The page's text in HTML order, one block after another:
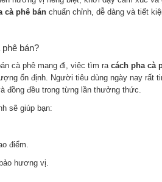
cà phê bánchuẩn chỉnh, dễ dàng và tiết
bán?
cà phê mang đi, việc tìm racách pha cà
ổn định. Người tiêu dùng ngày nay rất
đồng đều trong từng lần thưởng thức.
sẽ giúp bạn:
điểm.
hương vị.